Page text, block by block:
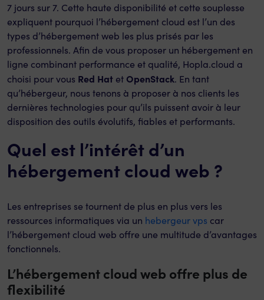
7 jours sur 7. Cette haute disponibilité et cette souplesse
expliquent pourquoi l’hébergement cloud est l’un des
types d’hébergement web les plus prisés par les
professionnels. Afin de vous proposer un hébergement en
ligne combinant performance et qualité, Hopla.cloud a
choisi pour vous Red Hat et OpenStack. En tant
qu’hébergeur, nous tenons à proposer à nos clients les
dernières technologies pour qu’ils puissent avoir à leur
disposition des outils évolutifs, fiables et performants.
Quel est l’intérêt d’un
hébergement cloud web ?
Les entreprises se tournent de plus en plus vers les
ressources informatiques via un hebergeur vps car
l’hébergement cloud web offre une multitude d’avantages
fonctionnels.
L’hébergement cloud web offre plus de
flexibilité